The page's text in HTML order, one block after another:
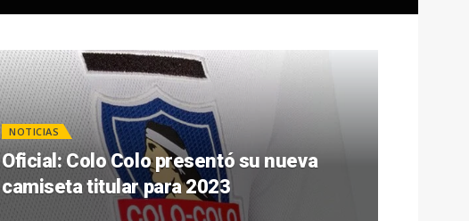
NOTICIAS
Oficial: Colo Colo presentó su nueva
camiseta titular para 2023